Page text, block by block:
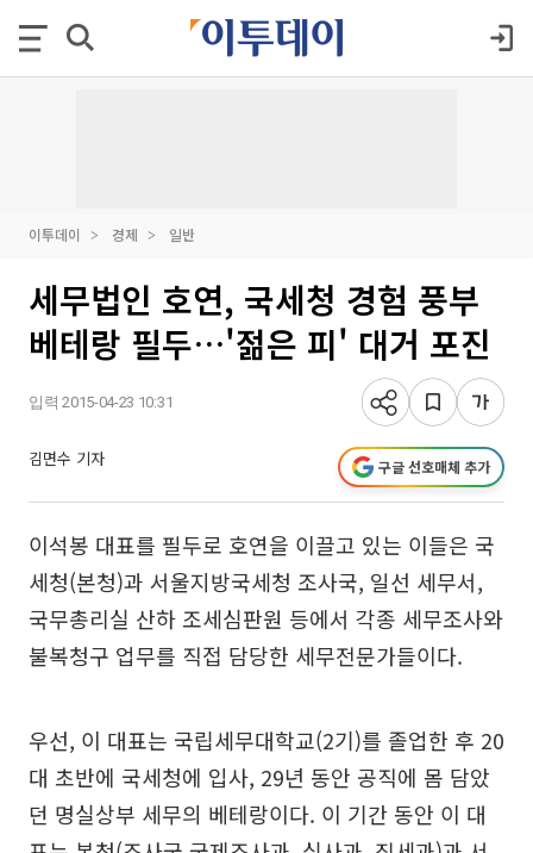
이투데이 경제 일반
세무법인 호연, 국세청 경험 풍부
베테랑 필두…'젊은 피' 대거 포진
입력 2015-04-23 10:31
김면수 기자 구글 선호매체 추가
이석봉 대표를 필두로 호연을 이끌고 있는 이들은 국
세청(본청)과 서울지방국세청 조사국, 일선 세무서,
국무총리실 산하 조세심판원 등에서 각종 세무조사와
불복청구 업무를 직접 담당한 세무전문가들이다.
우선, 이 대표는 국립세무대학교(2기)를 졸업한 후 20
대 초반에 국세청에 입사, 29년 동안 공직에 몸 담았
던 명실상부 세무의 베테랑이다. 이 기간 동안 이 대